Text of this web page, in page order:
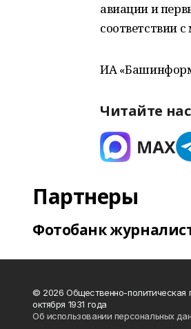
авиации и
соответствии
ИА
Читайте нас
Партнеры
Фотобанк
© 2026 Общественно-политическая
октября 1931 года
Об использовании персональных